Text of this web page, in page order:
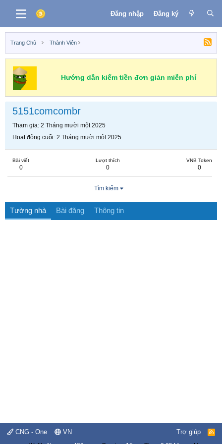
Đăng nhập Đăng ký
Trang Chủ Thành Viên
Hướng dẫn kiếm tiền đơn giản miễn phí
5151comcombr
Tham gia 2 Tháng mười một 2025
Hoạt động cuối 2 Tháng mười một 2025
Bài viết
0
Lượt thích
0
VNB Token
0
Tìm kiếm
Tường nhà Bài đăng Thông tin
CNG - One VN Trợ giúp
R